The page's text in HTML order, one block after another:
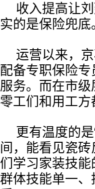
收入提高让
实的是保险兜底
运营以来，
配备专职保险
服务。而在市级
零工们和用工方
更有温度的
间，能看见瓷
们学习家装技
群体技能单一